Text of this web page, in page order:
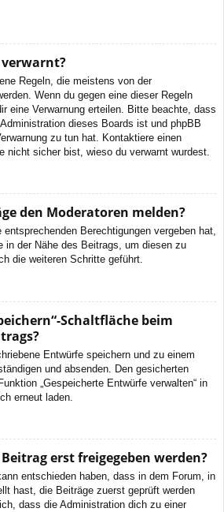
Regeln, die meistens von der
Wenn du gegen eine dieser Regeln
eine Verwarnung erteilen. Bitte beachte, dass
dieses Boards ist und phpBB
zu tun hat. Kontaktiere einen
nicht sicher bist, wieso du verwarnt wurdest.
den Moderatoren melden?
Berechtigungen vergeben hat,
in der Nähe des Beitrags, um diesen zu
die weiteren Schritte geführt.
Schaltfläche beim
Entwürfe speichern und zu einem
und absenden. Den gesicherten
„Gespeicherte Entwürfe verwalten“ in
erneut laden.
erst freigegeben werden?
entschieden haben, dass in dem Forum, in
hast, die Beiträge zuerst geprüft werden
dass die Administration dich zu einer